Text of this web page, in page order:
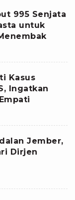
995 Senjata
untuk
Kasus
Ingatkan
Jember,
Dirjen